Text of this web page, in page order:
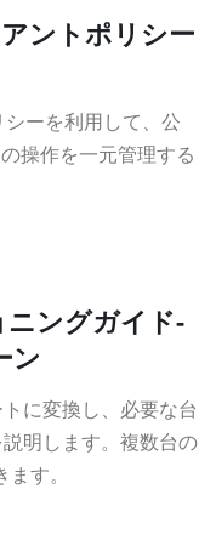
ントポリシー
ーを利用して、公
操作を一元管理する
ングガイド-
ン
に変換し、必要な台
明します。複数台の
す。